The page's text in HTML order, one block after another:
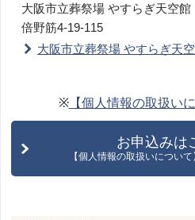
大阪市立葬祭場 やすらぎ天空館
倍野筋4-19-115
大阪市立葬祭場 やすらぎ天
※【個人情報の取扱い
お申込みは
【個人情報の取扱いについ